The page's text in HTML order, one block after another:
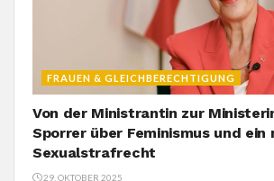
FRAUEN & GLEICHBERECHTIGUNG
Von der Ministrantin zur
Sporrer über Feminismus und ein
Sexualstrafrecht
29. OKTOBER 2025